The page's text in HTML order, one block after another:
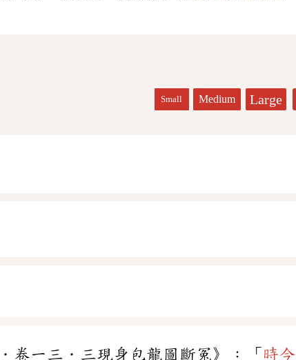
Small Medium Large
卷一三．三現身包龍圖斷冤》：「 時今